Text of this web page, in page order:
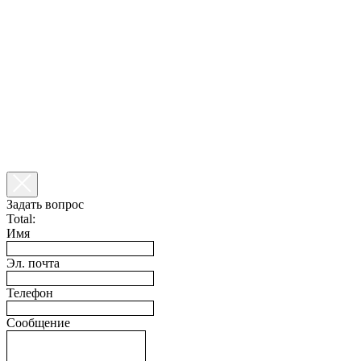
Задать вопрос
Total:
Имя
Эл. почта
Телефон
Сообщение